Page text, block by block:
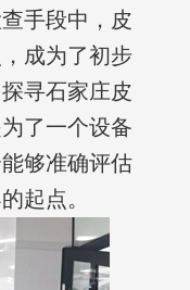
手段中，皮
成为了初步
寻石家庄皮
了一个设备
够准确评估
起点。